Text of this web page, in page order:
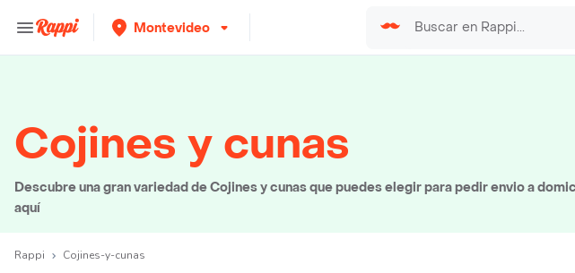
Montevideo
Cojines y cunas
Descubre una gran variedad de Cojines y cunas que puedes elegir para pedir envio a
aquí
Rappi Cojines-y-cunas